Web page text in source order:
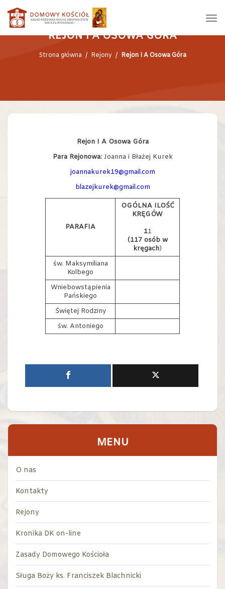
REJON I A OSOWA GÓRA
Strona główna / Rejony / Rejon I A Osowa Góra
Rejon I A Osowa Góra
Para Rejonowa: Joanna i Błażej Kurek
joannakurek19@gmail.com
blazejkurek@gmail.com
PARAFIA
OGÓLNA ILOŚĆ
KRĘGÓW
11
(117 osób w
kręgach)
św. Maksymiliana
Kolbego
Wniebowstąpienia
Pańskiego
Świętej Rodziny
św. Antoniego
MENU
O nas
Kontakty
Rejony
Kronika DK on-line
Zasady Domowego Kościoła
Sługa Boży ks. Franciszek Blachnicki